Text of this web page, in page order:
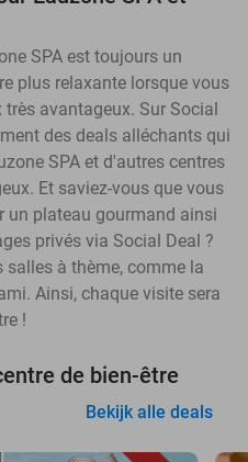
SPA est toujours un
plus relaxante lorsque vous
avantageux. Sur Social
des deals alléchants qui
SPA et d'autres centres
Et saviez-vous que vous
un plateau gourmand ainsi
privés via Social Deal ?
salles à thème, comme la
Ainsi, chaque visite sera
!
de bien-être
Bekijk alle deals